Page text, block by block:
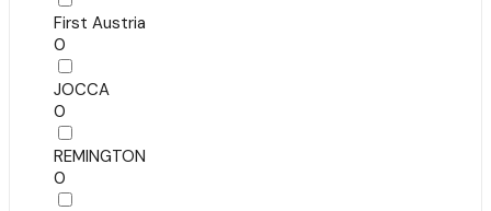
First Austria
0
JOCCA
0
REMINGTON
0